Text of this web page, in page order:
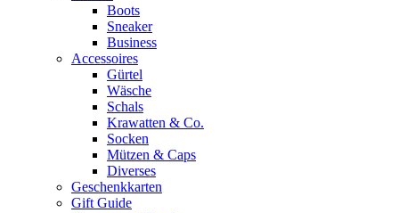
Boots
Sneaker
Business
Accessoires
Gürtel
Wäsche
Schals
Krawatten & Co.
Socken
Mützen & Caps
Diverses
Geschenkkarten
Gift Guide